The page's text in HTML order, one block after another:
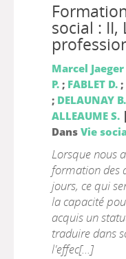
social : II,
Marcel Jaeger
P.; FABLET D.;
; DELAUNAY B.
ALLEAUME S. |
Dans Vie
Lorsque nous
formation des
jours, ce qui
la capacité
acquis un
traduire dans
l'effec[...]